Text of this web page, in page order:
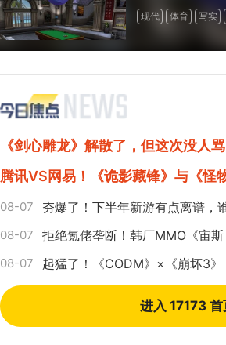
现代 体育 写实
《剑心雕龙》解散了，但这次没人
腾讯VS网易！《诡影藏锋》与《怪
08-07 夯爆了！下半年新游有点离谱，
08-07 拒绝氪佬垄断！韩厂MMO《宙
08-07 起猛了！《CODM》×《崩坏3》
进入 17173 首
17周年庆典 争霸赛
爆开启